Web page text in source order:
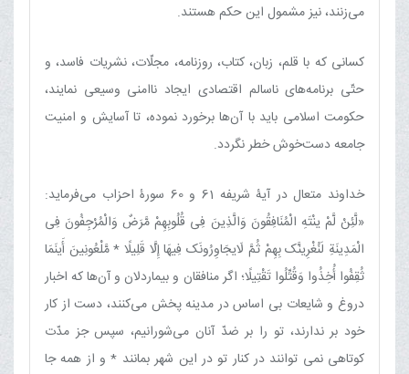
می‌زنند، نیز مشمول این حکم هستند.
کسانی که با قلم، زبان، کتاب، روزنامه، مجلّات، نشریات فاسد، و
حتّی برنامه‌های ناسالم اقتصادی ایجاد ناامنی وسیعی نمایند،
حکومت اسلامی باید با آن‌ها برخورد نموده، تا آسایش و امنیت
جامعه دست‌خوش خطر نگردد.
خداوند متعال در آیۀ شریفه 61 و 60 سورۀ احزاب می‌فرماید:
«لَّئِنْ لَّمْ ینْتَهِ الْمُنَافِقُونَ وَالَّذِینَ فِی قُلُوبِهِمْ مَّرَضٌ وَالْمُرْجِفُونَ فِی
الْمَدِینَةِ لَنُغْرِینَّک بِهِمْ ثُمَّ لَایجَاوِرُونَک فِیهَا إِلَّا قَلِیلًا * مَّلْعُونِینَ أَینَمَا
ثُقِفُوا أُخِذُوا وَقُتِّلُوا تَقْتِیلًا؛ اگر منافقان و بیماردلان و آن‌ها که اخبار
دروغ و شایعات بی اساس در مدینه پخش می‌کنند، دست از کار
خود بر ندارند، تو را بر ضدّ آنان می‌شورانیم، سپس جز مدّت
کوتاهی نمی توانند در کنار تو در این شهر بمانند * و از همه جا